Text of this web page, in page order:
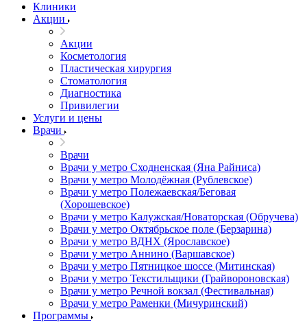
Клиники
Акции
Акции
Косметология
Пластическая хирургия
Стоматология
Диагностика
Привилегии
Услуги и цены
Врачи
Врачи
Врачи у метро Сходненская (Яна Райниса)
Врачи у метро Молодёжная (Рублевское)
Врачи у метро Полежаевская/Беговая
(Хорошевское)
Врачи у метро Калужская/Новаторская (Обручева)
Врачи у метро Октябрьское поле (Берзарина)
Врачи у метро ВДНХ (Ярославское)
Врачи у метро Аннино (Варшавское)
Врачи у метро Пятницкое шоссе (Митинская)
Врачи у метро Текстильщики (Грайвороновская)
Врачи у метро Речной вокзал (Фестивальная)
Врачи у метро Раменки (Мичуринский)
Программы